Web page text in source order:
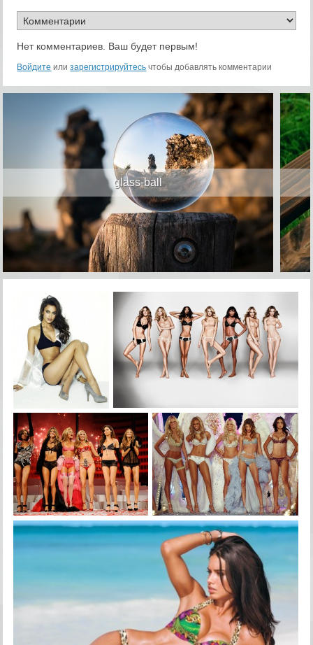
Нет комментариев. Ваш будет первым!
Войдите илизарегистрируйтесь чтобы добавлять комментарии
glass-ball